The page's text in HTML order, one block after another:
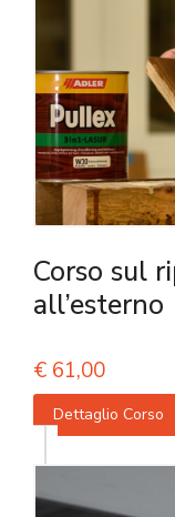
Corso sul
all’esterno
€ 61,00
Dettaglio Corso